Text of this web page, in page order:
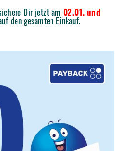
Dir jetzt am 02.01. und
den gesamten Einkauf.